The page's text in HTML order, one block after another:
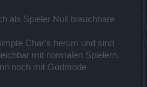
als Spieler Null brauchbare
Char's herum und sind
mit normalen Spielern.
noch mit Godmode